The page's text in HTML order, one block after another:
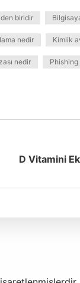
biridir
nedir Kimlik
nedir Phishing
D Vitamini